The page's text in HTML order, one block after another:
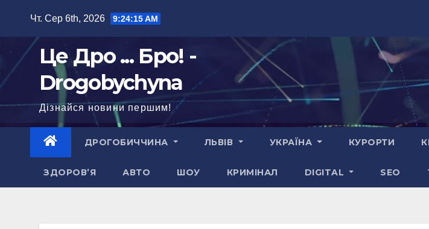
Чт. Сер 6th, 2026 9:24:16 AM
Це Дро ... Бро! -
Drogobychyna
Дізнайся новини першим!
ДРОГОБИЧЧИНА ЛЬВІВ УКРАЇНА КУРОРТИ
ЗДОРОВ’Я АВТО ШОУ КРИМІНАЛ DIGITAL SEO